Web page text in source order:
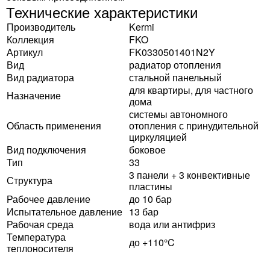
Технические характеристики
Производитель
Kermi
Коллекция
FKO
Артикул
FK0330501401N2Y
Вид
радиатор отопления
Вид радиатора
стальной панельный
Назначение
для квартиры, для частного
дома
Область применения
системы автономного
отопления с принудительной
циркуляцией
Вид подключения
боковое
Тип
33
Структура
3 панели + 3 конвективные
пластины
Рабочее давление
до 10 бар
Испытательное давление 13 бар
Рабочая среда
вода или антифриз
Температура
теплоносителя
до +110°C